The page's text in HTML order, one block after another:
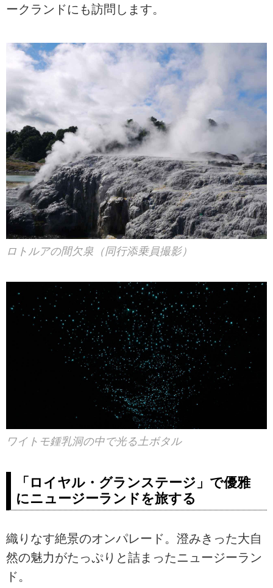
ークランドにも訪問します。
ロトルアの間欠泉（同行添乗員撮影）
ワイトモ鍾乳洞の中で光る土ボタル
「ロイヤル・グランステージ」で優雅
にニュージーランドを旅する
織りなす絶景のオンパレード。澄みきった大自
然の魅力がたっぷりと詰まったニュージーラン
ド。